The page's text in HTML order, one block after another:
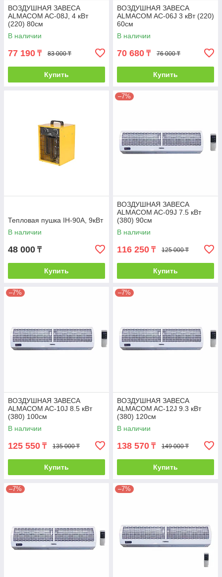
ВОЗДУШНАЯ ЗАВЕСА
ALMACOM AC-08J, 4 кВт
(220) 80см
В наличии
77 190 ₸ 83 000 ₸
Купить
ВОЗДУШНАЯ ЗАВЕСА
ALMACOM AC-06J 3 кВт (220)
60см
В наличии
70 680 ₸ 76 000 ₸
Купить
Тепловая пушка IH-90A, 9кВт
В наличии
48 000 ₸
Купить
–7%
ВОЗДУШНАЯ ЗАВЕСА
ALMACOM AC-09J 7.5 кВт
(380) 90см
В наличии
116 250 ₸ 125 000 ₸
Купить
–7%
ВОЗДУШНАЯ ЗАВЕСА
ALMACOM AC-10J 8.5 кВт
(380) 100см
В наличии
125 550 ₸ 135 000 ₸
Купить
–7%
ВОЗДУШНАЯ ЗАВЕСА
ALMACOM AC-12J 9.3 кВт
(380) 120см
В наличии
138 570 ₸ 149 000 ₸
Купить
–7% –7%